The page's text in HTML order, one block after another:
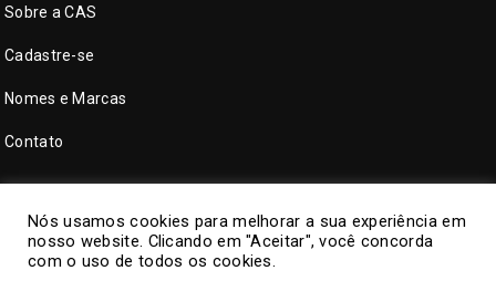
Sobre a CAS
Cadastre-se
Nomes e Marcas
Contato
Nós usamos cookies para melhorar a sua experiência em
nosso website. Clicando em "Aceitar", você concorda
com o uso de todos os cookies.